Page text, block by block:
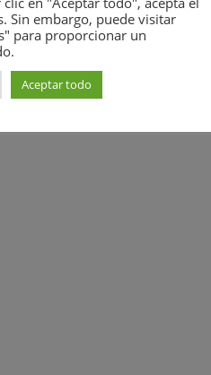
Sin embargo, puede visitar
para proporcionar un
Aceptar todo